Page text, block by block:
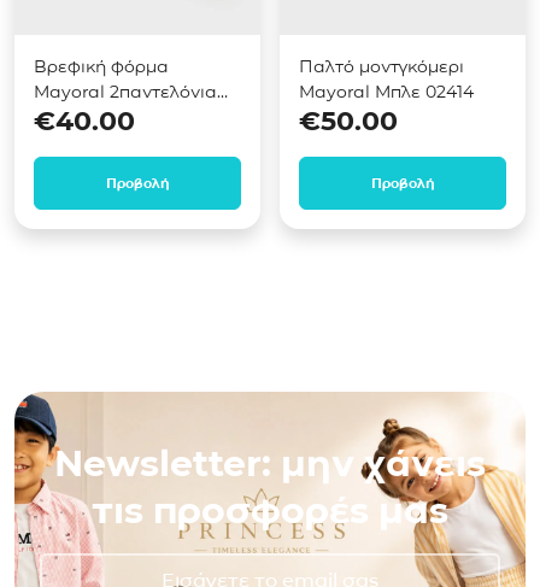
Βρεφική φόρμα
Mayoral 2παντελόνια
Πράσινο 02831
€40.00
Προβολή
Παλτό μοντγκόμερι
Mayoral Μπλε 02414
€50.00
Προβολή
Newsletter: μην χάνεις
τις προσφορές μας